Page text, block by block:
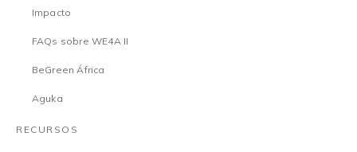
Impacto
FAQs sobre WE4A II
BeGreen África
Aguka
RECURSOS